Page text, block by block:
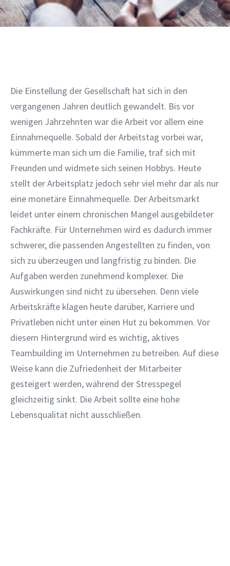
Die Einstellung der Gesellschaft hat sich in den
vergangenen Jahren deutlich gewandelt. Bis vor
wenigen Jahrzehnten war die Arbeit vor allem eine
Einnahmequelle. Sobald der Arbeitstag vorbei war,
kümmerte man sich um die Familie, traf sich mit
Freunden und widmete sich seinen Hobbys. Heute
stellt der Arbeitsplatz jedoch sehr viel mehr dar als nur
eine monetäre Einnahmequelle. Der Arbeitsmarkt
leidet unter einem chronischen Mangel ausgebildeter
Fachkräfte. Für Unternehmen wird es dadurch immer
schwerer, die passenden Angestellten zu finden, von
sich zu überzeugen und langfristig zu binden. Die
Aufgaben werden zunehmend komplexer. Die
Auswirkungen sind nicht zu übersehen. Denn viele
Arbeitskräfte klagen heute darüber, Karriere und
Privatleben nicht unter einen Hut zu bekommen. Vor
diesem Hintergrund wird es wichtig, aktives
Teambuilding im Unternehmen zu betreiben. Auf diese
Weise kann die Zufriedenheit der Mitarbeiter
gesteigert werden, während der Stresspegel
gleichzeitig sinkt. Die Arbeit sollte eine hohe
Lebensqualität nicht ausschließen.